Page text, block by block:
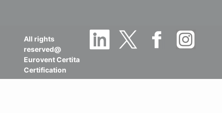
All rights
reserved@
Eurovent Certita
Certification